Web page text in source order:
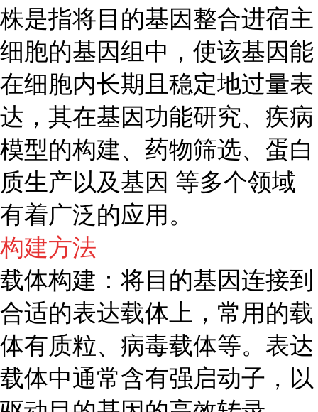
株是指将目的基因整合进宿主
细胞的基因组中，使该基因能
在细胞内长期且稳定地过量表
达，其在基因功能研究、疾病
模型的构建、药物筛选、蛋白
质生产以及基因 等多个领域
有着广泛的应用。
构建方法
载体构建：将目的基因连接到
合适的表达载体上，常用的载
体有质粒、病毒载体等。表达
载体中通常含有强启动子，以